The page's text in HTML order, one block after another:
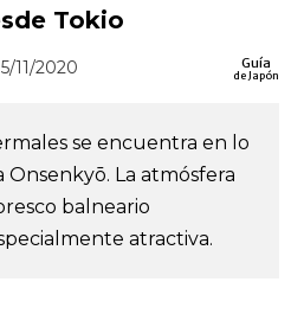
Tokio
Guía
de Japón
11/2020
se encuentra en lo
La atmósfera
balneario
atractiva.